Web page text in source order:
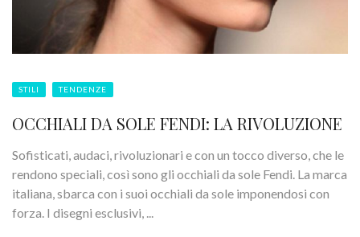
STILI TENDENZE
OCCHIALI DA SOLE FENDI: LA RIVOLUZIONE
Sofisticati, audaci, rivoluzionari e con un tocco diverso, che le
rendono speciali, così sono gli occhiali da sole Fendi. La marca
italiana, sbarca con i suoi occhiali da sole imponendosi con
forza. I disegni esclusivi, ...